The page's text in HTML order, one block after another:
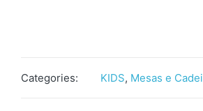
Categories: KIDS, Mesas e